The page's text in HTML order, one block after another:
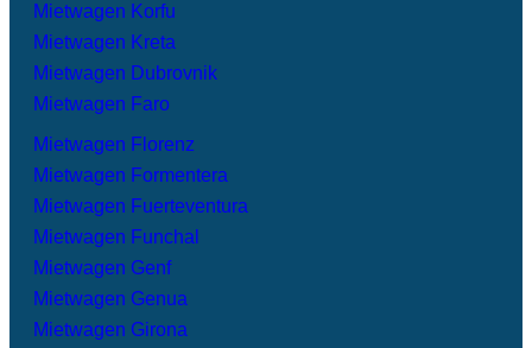
Mietwagen Korfu
Mietwagen Kreta
Mietwagen Dubrovnik
Mietwagen Faro
Mietwagen Florenz
Mietwagen Formentera
Mietwagen Fuerteventura
Mietwagen Funchal
Mietwagen Genf
Mietwagen Genua
Mietwagen Girona